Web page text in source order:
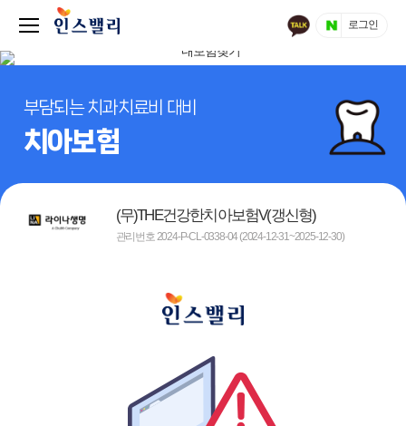
로그인
부담되는 치과치료비 대비
치아보험
(무)THE건강한치아보험V(갱신형)
관리번호 2024-P-CL-0338-04 (2024-12-31~2025-12-30)